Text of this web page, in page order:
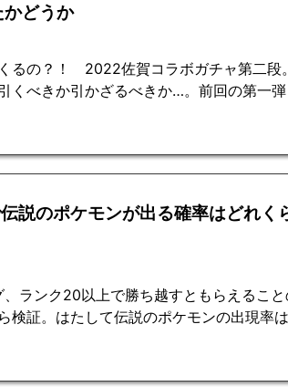
どうか
るの？！ 2022佐賀コラボガチャ第二段
くべきか引かざるべきか…。前回の第一
説のポケモンが出る確率はどれく
ランク20以上で勝ち越すともらえるこ
検証。はたして伝説のポケモンの出現率